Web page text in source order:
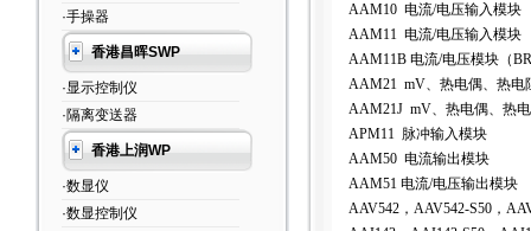
·手操器
香港昌晖SWP
·显示控制仪
·隔离变送器
香港上润WP
·数显仪
·数显控制仪
AAM10 电流/电压输入模块
AAM11 电流/电压输入模块
AAM11B 电流/电压模块（
AAM21 mV、热电偶、热电
AAM21J mV、热电偶、热
APM11 脉冲输入模块
AAM50 电流输出模块
AAM51 电流/电压输出模块
AAV542 ，AAV542-S50，